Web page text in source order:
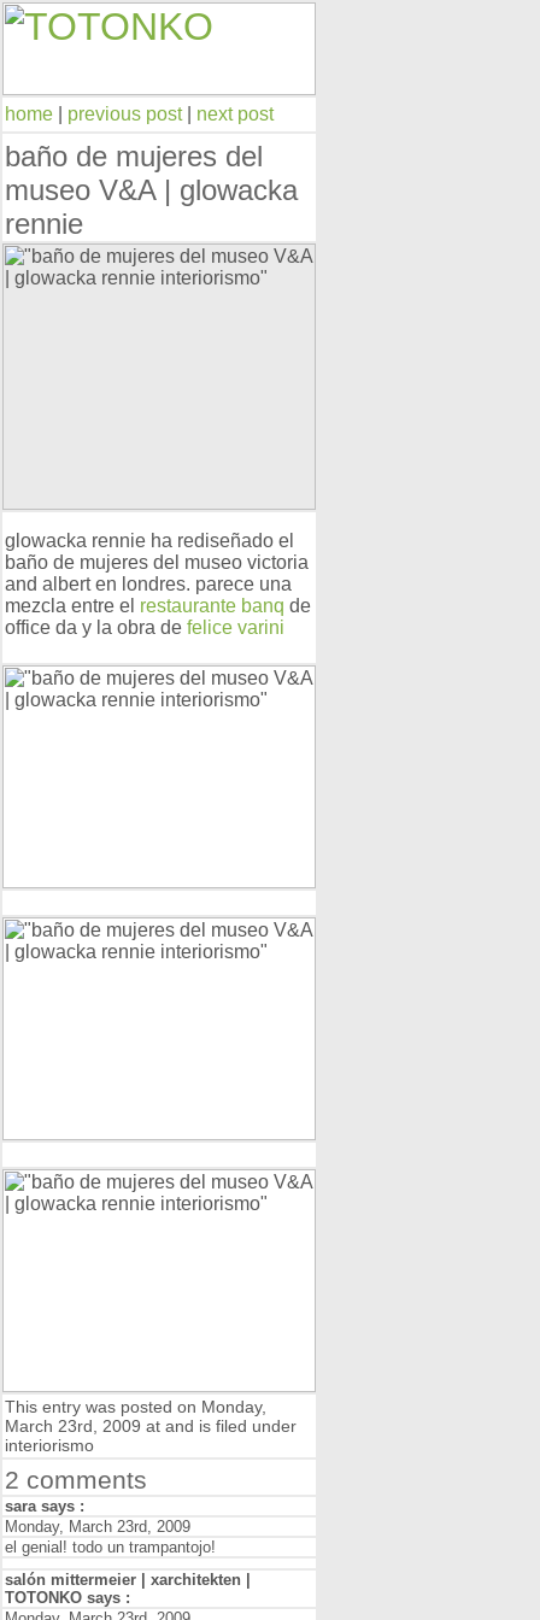
home previous post| next post
baño de mujeres del
museo V&A | glowacka
rennie
glowacka rennie ha rediseñado el
baño de mujeres del museo victoria
and albert en londres. parece una
mezcla entre el restaurante banq de
office da y la obra de felice varini
This entry was posted on Monday,
March 23rd, 2009 at and is filed under
interiorismo
2 comments
sara says :
Monday, March 23rd, 2009
el genial! todo un trampantojo!
salón mittermeier | xarchitekten |
TOTONKO says :